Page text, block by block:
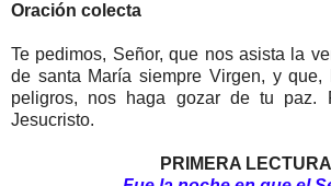
Oración colecta
Te pedimos, Señor, que nos asista la
de santa María siempre Virgen, y
peligros, nos haga gozar de tu paz.
Jesucristo.
PRIMERA LECTURA